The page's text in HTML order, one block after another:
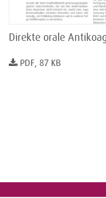
Direkte orale
PDF, 87 KB